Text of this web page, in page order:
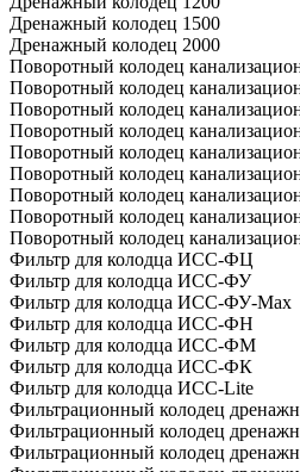
Дренажный колодец 1500
Дренажный колодец 2000
Поворотный колодец
Поворотный колодец
Поворотный колодец
Поворотный колодец
Поворотный колодец
Поворотный колодец
Поворотный колодец
Поворотный колодец
Поворотный колодец
Фильтр для колодца ИСС-ФЦ
Фильтр для колодца ИСС-ФУ
Фильтр для колодца ИСС-ФУ-Мах
Фильтр для колодца ИСС-ФН
Фильтр для колодца ИСС-ФМ
Фильтр для колодца ИСС-ФК
Фильтр для колодца ИСС-Lite
Фильтрационный колодец
Фильтрационный колодец
Фильтрационный колодец